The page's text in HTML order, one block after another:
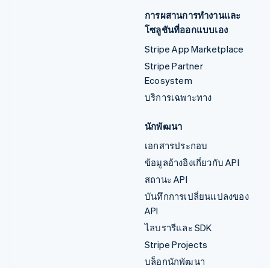
การผสานการทำงานและ
โซลูชันที่ออกแบบเอง
Stripe App Marketplace
Stripe Partner
Ecosystem
บริการเฉพาะทาง
นักพัฒนา
เอกสารประกอบ
ข้อมูลอ้างอิงเกี่ยวกับ API
สถานะ API
บันทึกการเปลี่ยนแปลงของ
API
ไลบรารีและ SDK
Stripe Projects
บล็อกนักพัฒนา